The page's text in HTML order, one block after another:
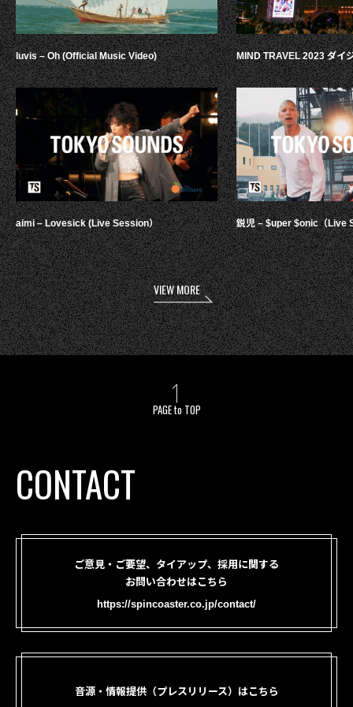
luvis – Oh (Official Music Video)
aimi – Lovesick (Live Session）
MIND TRAVEL 2023 ダイ
鋭児 – $uper $onic（Live
VIEW MORE
PAGE to TOP
CONTACT
ご意見・ご要望、タイアップ、採用に関する
お問い合わせはこちら
https://spincoaster.co.jp/contact/
音源・情報提供（プレスリリース）はこちら